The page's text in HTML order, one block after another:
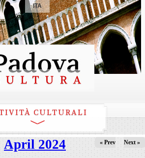
ITA
CULTURALI
April 2024 « Prev Next »